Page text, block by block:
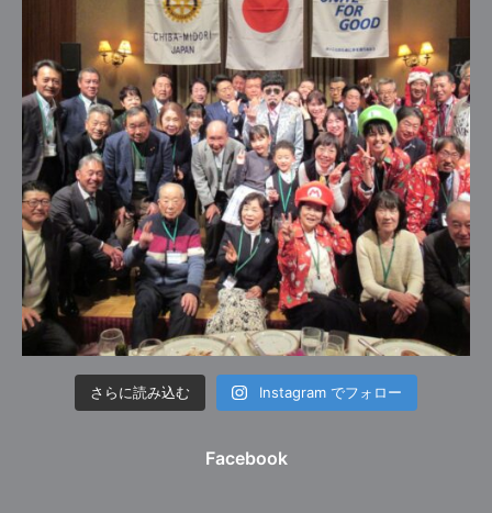
さらに読み込む Instagram でフォロー
Facebook